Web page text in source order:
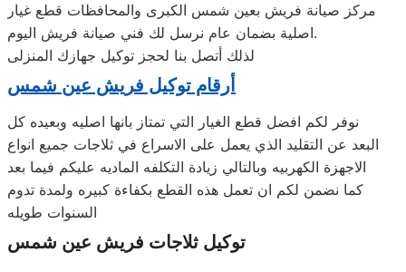
مركز صيانة فريش بعين شمس الكبرى والمحافظات قطع غيار
اصلية بضمان عام نرسل لك فني صيانة فريش اليوم.
لذلك أتصل بنا لحجز توكيل جهازك المنزلى
أرقام توكيل فريش عين شمس
نوفر لكم افضل قطع الغيار التي تمتاز بانها اصليه وبعيده كل
البعد عن التقليد الذي يعمل على الاسراع في ثلاجات جميع انواع
الاجهزة الكهربيه وبالتالي زيادة التكلفه الماديه عليكم فيما بعد
كما نضمن لكم ان تعمل هذه القطع بكفاءة كبيره ولمدة تدوم
السنوات طويله
توكيل ثلاجات فريش عين شمس